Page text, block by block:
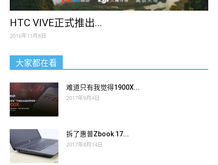
HTC VIVE正式推出...
2016年11月8日
大家都在看
难道只有我觉得1900X...
2017年9月4日
拆了惠普Zbook 17...
2017年8月14日